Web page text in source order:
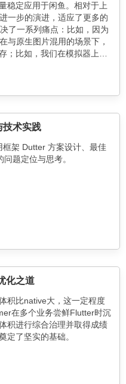
稳定应用于闲鱼。相对于上
一步的演进，适应了更多的
了一系列痛点：比如，因为
与原生图片混用的场景下，
；比如，我们在模拟器上无
技术实践
架 Dutter 方案设计、最佳
题定位与思考。
化之道
积比native大，这一定程度
在多个业务尝鲜Flutter时沉
积进行综合治理并取得成绩
定了坚实的基础。